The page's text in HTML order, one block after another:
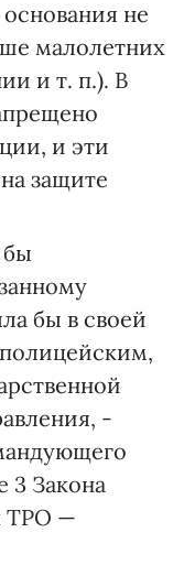
не
малолетних
и т. п.). В
и эти
защите
бы
бы в своей
-
3 Закона
ТРО —